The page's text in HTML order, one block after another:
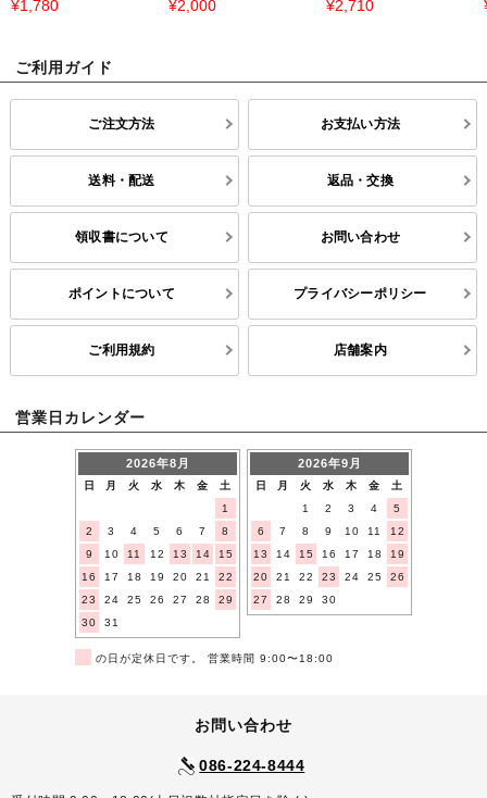
¥1,780 ¥2,000 ¥2,710
ご利用ガイド
ご注文方法 お支払い方法
送料・配送 返品・交換
領収書について お問い合わせ
ポイントについて プライバシーポリシー
ご利用規約 店舗案内
営業日カレンダー
2026年8月
日 月 火 水 木 金
土
1
2
3 4 5 6 7
8
9
10 11 12 13 14
15
16
17 18 19 20 21
22
23
24 25 26 27 28
29
30
31
2026年9月
日 月 火 水 木 金
土
1
2 3 4
5
6
7 8 9 10 11
12
13
14 15 16 17 18
19
20
21 22 23 24 25
26
27
28 29 30
の日が定休日です。 営業時間 9:00〜18:00
お問い合わせ
086-224-8444